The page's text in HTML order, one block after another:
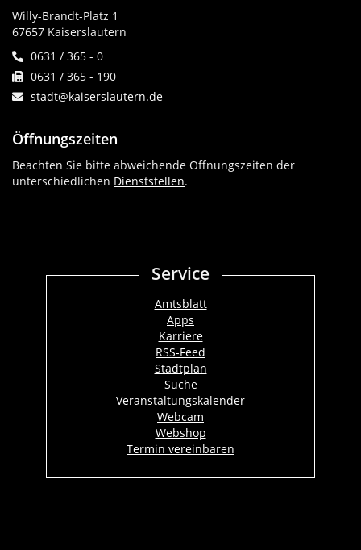
Willy-Brandt-Platz 1
67657 Kaiserslautern
0631 / 365 - 0
0631 / 365 - 190
stadt@kaiserslautern.de
Öffnungszeiten
Beachten Sie bitte abweichende Öffnungszeiten der
unterschiedlichen Dienststellen.
Service
Amtsblatt
Apps
Karriere
RSS-Feed
Stadtplan
Suche
Veranstaltungskalender
Webcam
Webshop
Termin vereinbaren